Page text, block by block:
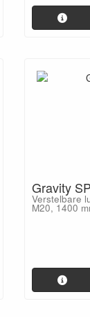
Gravity
Verstelbare
M20, 1400